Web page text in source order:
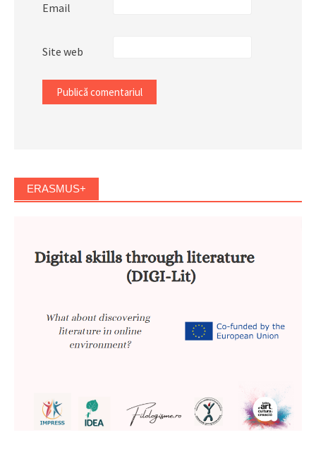
Email
Site web
ERASMUS+